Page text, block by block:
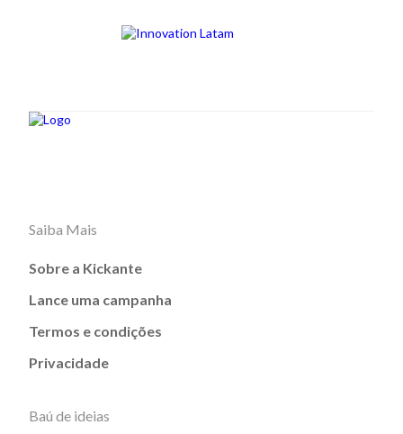
Saiba Mais
Sobre a Kickante
Lance uma campanha
Termos e condições
Privacidade
Baú de ideias